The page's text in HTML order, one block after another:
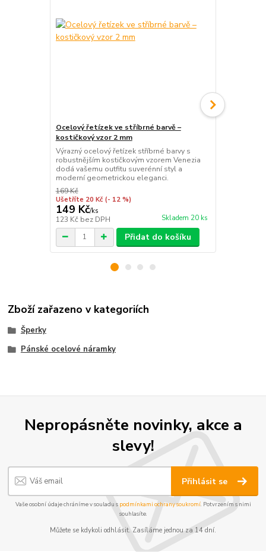
Ocelový řetízek ve stříbrné barvě –
kostičkový vzor 2 mm
Výrazný ocelový řetízek stříbrné barvy s
robustnějším kostičkovým vzorem Venezia
dodá vašemu outfitu suverénní styl a
moderní geometrickou eleganci.
169 Kč
Ušetříte 20 Kč (- 12 %)
149 Kč/ks
123 Kč bez DPH Skladem 20 ks
Přidat do košíku
Zboží zařazeno v kategoriích
Šperky
Pánské ocelové náramky
Nepropásněte novinky, akce a
slevy!
Přihlásit se
Vaše osobní údaje chráníme v souladu s podmínkami ochrany soukromí. Potvrzením s nimi
souhlasíte.
Můžete se kdykoli odhlásit. Zasíláme jednou za 14 dní.